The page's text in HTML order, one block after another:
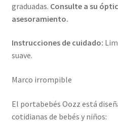
graduadas. Consulte a su
asesoramiento.
Instrucciones de cuidado:
suave.
Marco irrompible
El portabebés Oozz está
cotidianas de bebés y niños: